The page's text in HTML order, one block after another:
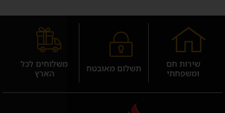
שירות חם
ומשפחתי
תשלום מאובטח
משלוחים לכל
הארץ